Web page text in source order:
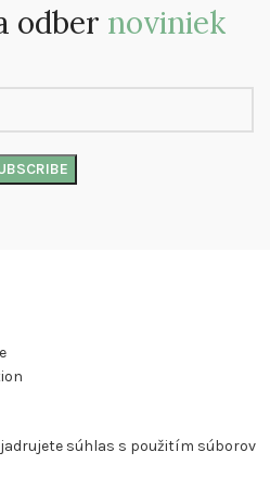
odber noviniek
súhlas s použitím súborov